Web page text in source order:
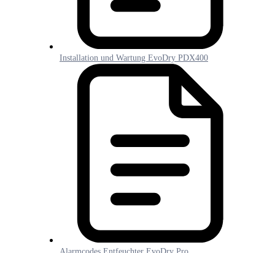
Installation und Wartung EvoDry PDX400